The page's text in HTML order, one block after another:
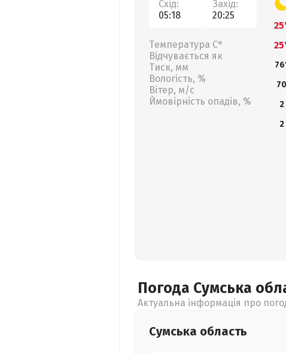
Схід:
05:18
Захід:
20:25
Температура С°
Відчувається як
Тиск, мм
Вологість, %
Вітер, м/с
Ймовірність опадів, %
70
2
2
Погода Сумська
Актуальна інформація про
Сумська область